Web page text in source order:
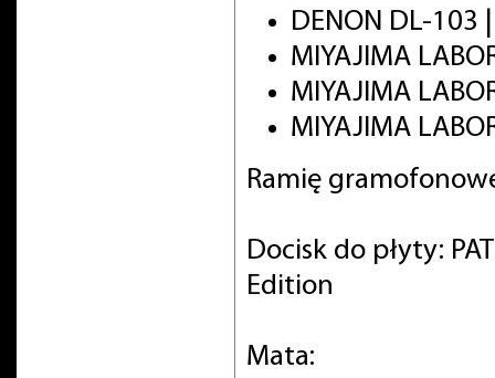
DENON DL-103
MIYAJIMA
MIYAJIMA
MIYAJIMA
Ramię
Docisk do płyty:
Edition
Mata: